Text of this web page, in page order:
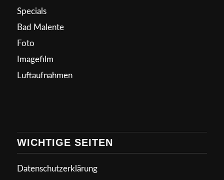
Specials
Bad Malente
Foto
Imagefilm
Luftaufnahmen
WICHTIGE SEITEN
Datenschutzerklärung